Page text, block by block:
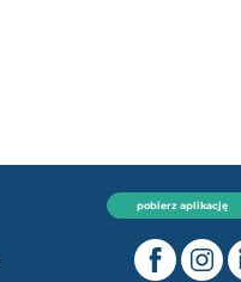
pobierz aplikację